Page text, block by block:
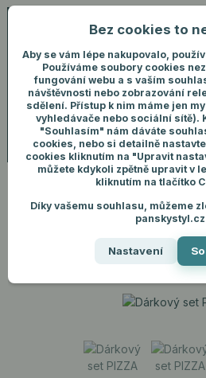
+420 731 292 460
Úvod Dárky pro muže Dárkový set
Dárkový set PIZZA
Bez cookies to
Aby se vám lépe nakupovalo,
Používáme soubory cookies
fungování webu a s vaším
návštěvnosti nebo zobrazování
sdělení. Přístup k nim máme jen
vyhledávače nebo sociální sítě).
"Souhlasím" nám dáváte
cookies, nebo si detailně
cookies kliknutím na "Upravit
můžete kdykoli zpětně upravit v
kliknutím na tlačítko
Díky vašemu souhlasu, můžeme
panskystyl.cz
Nastavení